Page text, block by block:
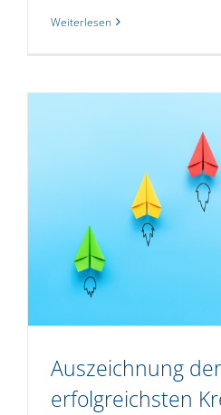
Weiterlesen
Auszeichnung der
erfolgreichsten